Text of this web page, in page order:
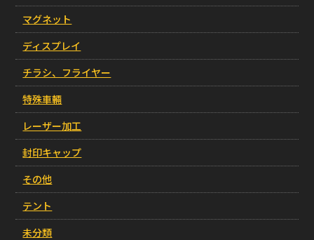
マグネット
ディスプレイ
チラシ、フライヤー
特殊車輛
レーザー加工
封印キャップ
その他
テント
未分類